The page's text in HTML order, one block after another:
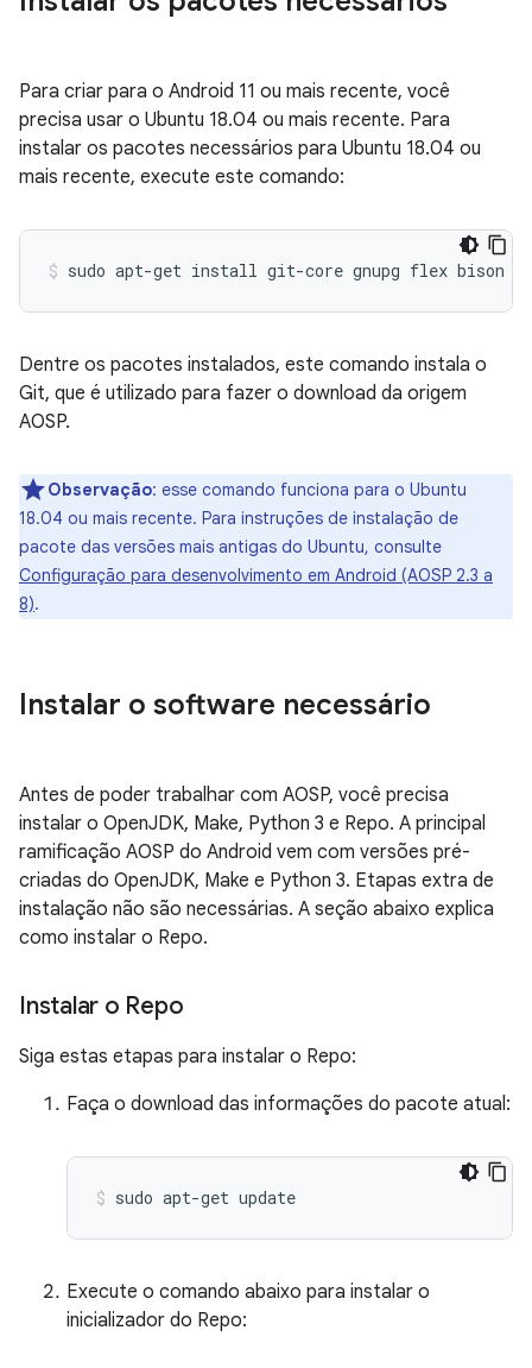
Para criar para o Android 11 ou mais recente, você
precisa usar o Ubuntu 18.04 ou mais recente. Para
instalar os pacotes necessários para Ubuntu 18.04 ou
mais recente, execute este comando:
sudo apt-get install git-core gnupg flex bison
Dentre os pacotes instalados, este comando instala o
Git, que é utilizado para fazer o download da origem
AOSP.
Observação: esse comando funciona para o Ubuntu
18.04 ou mais recente. Para instruções de instalação de
pacote das versões mais antigas do Ubuntu, consulte
Configuração para desenvolvimento em Android (AOSP 2.3 a
8).
Instalar o software necessário
Antes de poder trabalhar com AOSP, você precisa
instalar o OpenJDK, Make, Python 3 e Repo. A principal
ramificação AOSP do Android vem com versões pré-
criadas do OpenJDK, Make e Python 3. Etapas extra de
instalação não são necessárias. A seção abaixo explica
como instalar o Repo.
Instalar o Repo
Siga estas etapas para instalar o Repo:
Faça o download das informações do pacote atual:
sudo apt-get update
Execute o comando abaixo para instalar o
inicializador do Repo: